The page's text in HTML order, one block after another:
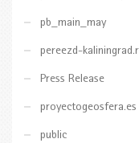
pb_main_may
pereezd-
Press Release
proyectogeosfera.es
public